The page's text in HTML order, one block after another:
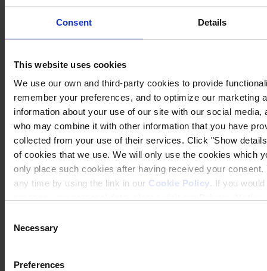
Consent Details
This website uses cookies
We use our own and third-party cookies to provide
remember your preferences, and to optimize our marketing
information about your use of our site with our social
who may combine it with other information that you have
collected from your use of their services. Click "Show
of cookies that we use. We will only use the cookies which
only place such cookies after having received your
any time by using the link in our Cookie Policy. If you
Selection
Necessary
Preferences
5 Rue Jean Monnet
Fax: +33 (0) 344 08 28 99
Mail: sales-fr@hempel.com